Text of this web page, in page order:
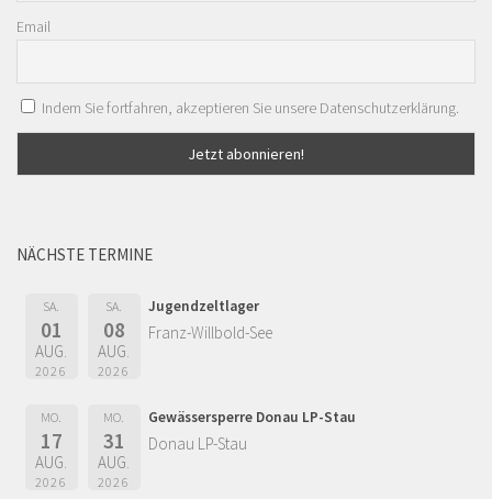
Email
Indem Sie fortfahren, akzeptieren Sie unsere Datenschutzerklärung.
NÄCHSTE TERMINE
SA.
01
AUG.
2026
SA.
08
AUG.
2026
Jugendzeltlager
Franz-Willbold-See
MO.
17
AUG.
2026
MO.
31
AUG.
2026
Gewässersperre Donau LP-Stau
Donau LP-Stau